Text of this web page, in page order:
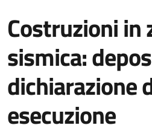
Costruzioni in
sismica:
dichiarazione
esecuzione